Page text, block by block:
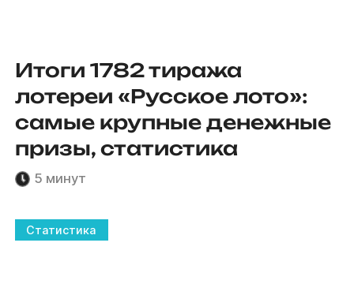
Итоги 1782 тиража
лотереи «Русское лото»:
самые крупные денежные
призы, статистика
5 минут
Статистика